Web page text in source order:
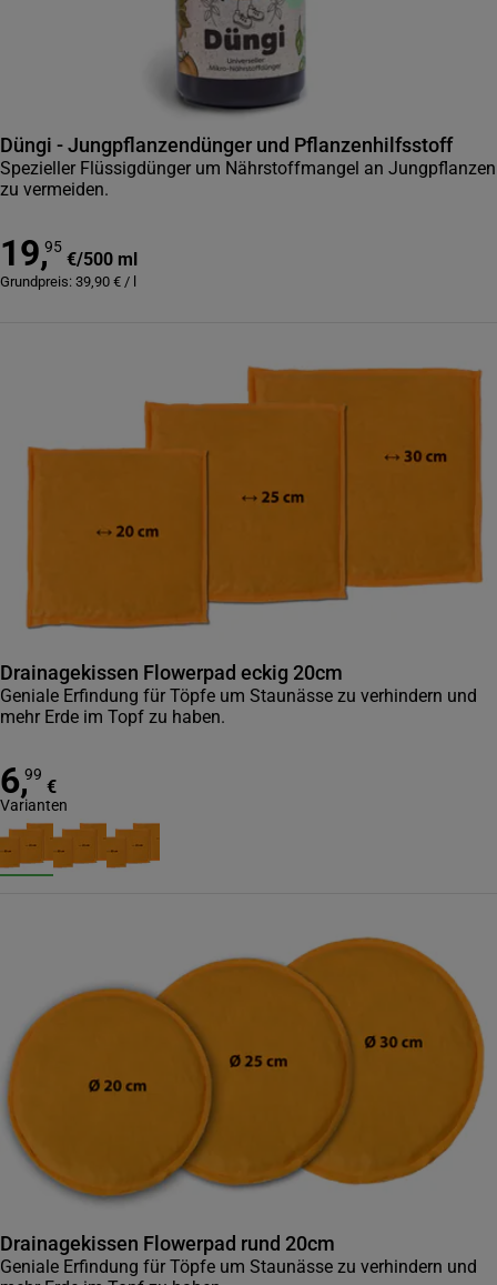
Düngi - Jungpflanzendünger und Pflanzenhilfsstoff
Spezieller Flüssigdünger um Nährstoffmangel an Jungpflanzen
zu vermeiden.
19,95
€/500 ml
Grundpreis: 39,90 € / l
Drainagekissen Flowerpad eckig 20cm
Geniale Erfindung für Töpfe um Staunässe zu verhindern und
mehr Erde im Topf zu haben.
6,99
€
Varianten
Drainagekissen Flowerpad rund 20cm
Geniale Erfindung für Töpfe um Staunässe zu verhindern und